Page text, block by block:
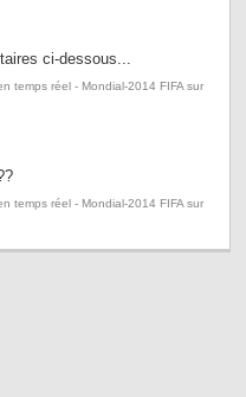
ci-dessous...
temps réel - Mondial-2014 FIFA sur
temps réel - Mondial-2014 FIFA sur